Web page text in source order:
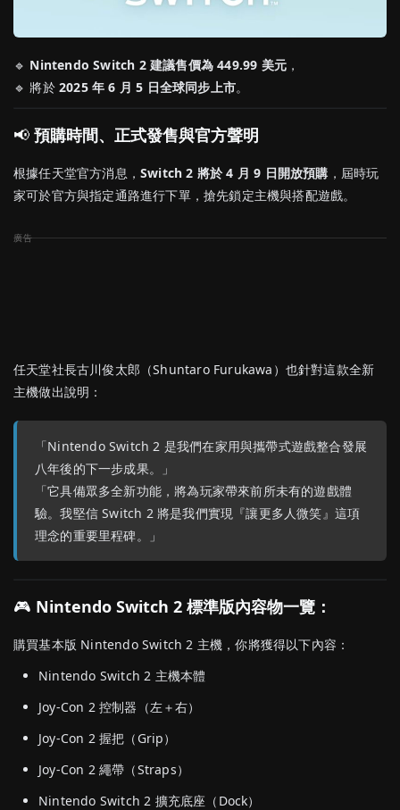
🔹 Nintendo Switch 2 建議售價為 449.99 美元 ，
🔹 將於 2025 年 6 月 5 日全球同步上市。
📢 預購時間、正式發售與官方聲明
根據任天堂官方消息， Switch 2 將於 4 月 9 日開放預購 ，屆時玩
家可於官方與指定通路進行下單，搶先鎖定主機與搭配遊戲。
任天堂社長古川俊太郎（Shuntaro Furukawa）也針對這款全新
主機做出說明：
「Nintendo Switch 2 是我們在家用與攜帶式遊戲整合發展
八年後的下一步成果。」
「它具備眾多全新功能，將為玩家帶來前所未有的遊戲體
驗。我堅信 Switch 2 將是我們實現『讓更多人微笑』這項
理念的重要里程碑。」
🎮 Nintendo Switch 2 標準版內容物一覽：
購買基本版 Nintendo Switch 2 主機，你將獲得以下內容：
Nintendo Switch 2 主機本體
Joy-Con 2 控制器（左＋右）
Joy-Con 2 握把（Grip）
Joy-Con 2 繩帶（Straps）
Nintendo Switch 2 擴充底座（Dock）